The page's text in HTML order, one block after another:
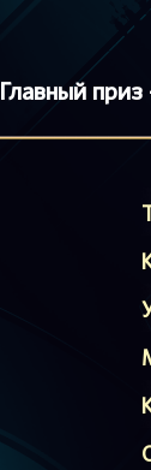
Главный